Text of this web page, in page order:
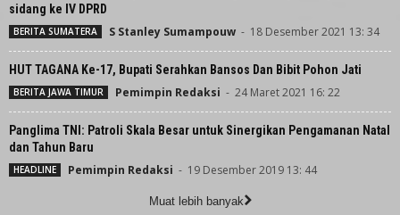
sidang ke IV DPRD
BERITA SUMATERA S Stanley Sumampouw - 18 Desember 2021 13: 34
HUT TAGANA Ke-17, Bupati Serahkan Bansos Dan Bibit Pohon Jati
BERITA JAWA TIMUR Pemimpin Redaksi - 24 Maret 2021 16: 22
Panglima TNI: Patroli Skala Besar untuk Sinergikan Pengamanan Natal
dan Tahun Baru
HEADLINE Pemimpin Redaksi - 19 Desember 2019 13: 44
Muat lebih banyak